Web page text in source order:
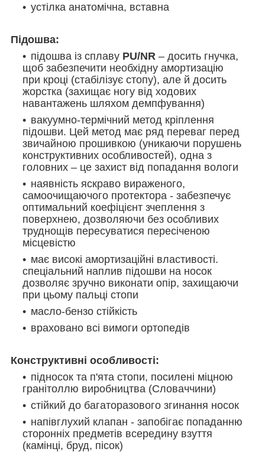
устілка анатомічна, вставна
Підошва:
підошва із сплаву PU/NR – досить гнучка,
щоб забезпечити необхідну амортизацію
при кроці (стабілізує стопу), але й досить
жорстка (захищає ногу від ходових
навантажень шляхом демпфування)
вакуумно-термічний метод кріплення
підошви. Цей метод має ряд переваг перед
звичайною прошивкою (уникаючи порушень
конструктивних особливостей), одна з
головних – це захист від попадання вологи
наявність яскраво вираженого,
самоочищаючого протектора - забезпечує
оптимальний коефіцієнт зчеплення з
поверхнею, дозволяючи без особливих
труднощів пересуватися пересіченою
місцевістю
має високі амортизаційні властивості.
спеціальний наплив підошви на носок
дозволяє зручно виконати опір, захищаючи
при цьому пальці стопи
масло-бензо стійкість
враховано всі вимоги ортопедів
Конструктивні особливості:
підносок та п'ята стопи, посилені міцною
гранітоллю виробництва (Словаччини)
стійкий до багаторазового згинання носок
напівглухий клапан - запобігає попаданню
сторонніх предметів всередину взуття
(камінці, бруд, пісок)